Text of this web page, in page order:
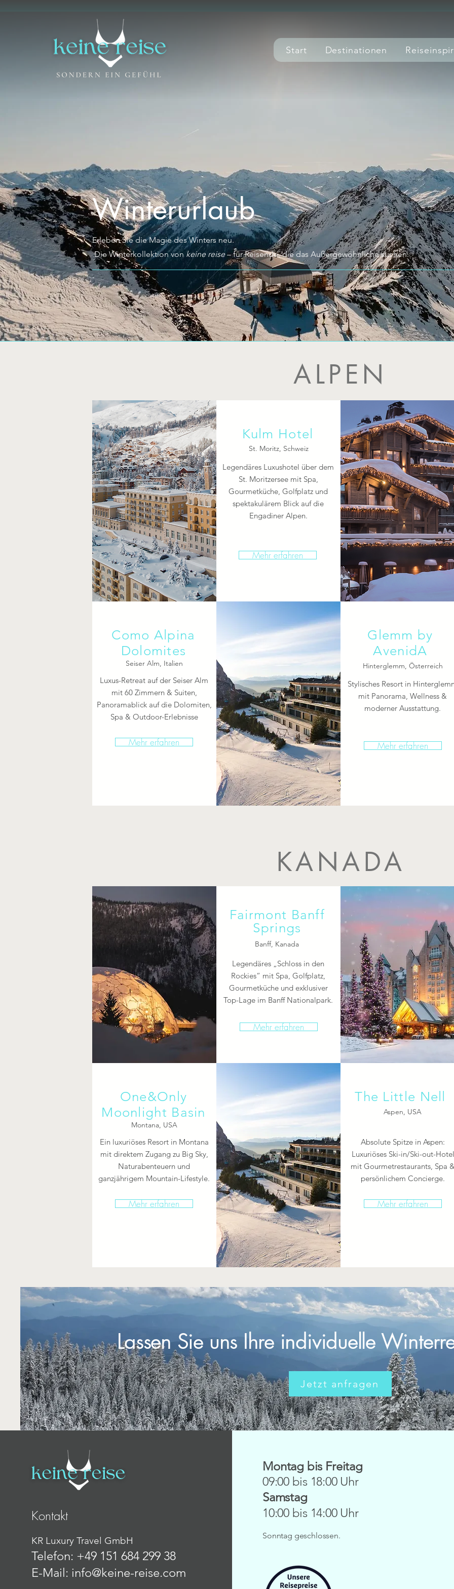
Start Destinationen
Winterurlaub
Erleben Sie die Magie des Winters neu.
Die Winterkollektion von keine reise–für Reisende, die das Außergewöhnliche suchen.
ALPEN
Kulm Hotel
St. Moritz, Schweiz
Legendäres Luxushotel über dem
St. Moritzersee mit Spa,
Gourmetküche, Golfplatz und
spektakulärem Blick auf die
Engadiner Alpen.
Mehr erfahren
Como Alpina
Dolomites
Seiser Alm, Italien
Luxus-Retreat auf der Seiser Alm
mit 60 Zimmern & Suiten,
Panoramablick auf die Dolomiten,
Spa & Outdoor-Erlebnisse
Mehr erfahren
Glemm by
AvenidA
Hinterglemm, Österreich
Stylisches Resort in
mit Panorama, Wellness &
moderner Ausstattung.
Mehr erfahren
KANADA
Fairmont Banff
Springs
Banff, Kanada
Legendäres „Schloss in den
Rockies“ mit Spa, Golfplatz,
Gourmetküche und exklusiver
Top-Lage im Banff Nationalpark.
Mehr erfahren
One&Only
Moonlight Basin
Montana, USA
Ein luxuriöses Resort in Montana
mit direktem Zugang zu Big Sky,
Naturabenteuern und
ganzjährigem Mountain-Lifestyle.
Mehr erfahren
The Little Nell
Aspen, USA
Absolute Spitze in Aspen:
Luxuriöses Ski-in/Ski-out-Hotel
mit Gourmetrestaurants, Spa
persönlichem Concierge.
Mehr erfahren
Lassen Sie uns Ihre individuelle
Jetzt anfragen
Kontakt
KR Luxury Travel GmbH
Telefon: +49 151 684 299 38
E-Mail: info@keine-reise.com
Montag bis Freitag
09:00 bis 18:00 Uhr
Samstag
10:00 bis 14:00 Uhr
Sonntag geschlossen.